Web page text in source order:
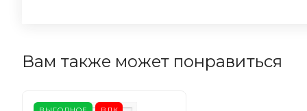
Вам также может понравиться